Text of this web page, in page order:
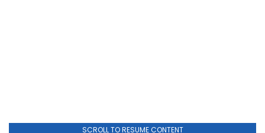
SCROLL TO RESUME CONTENT